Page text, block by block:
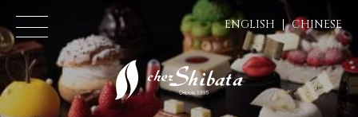
ENGLISH CHINESE